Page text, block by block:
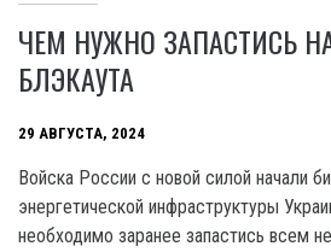
ЧЕМ НУЖНО ЗАПАСТИСЬ
БЛЭКАУТА
29 АВГУСТА, 2024
Войска России с новой силой начали
энергетической инфраструктуры
необходимо заранее запастись всем